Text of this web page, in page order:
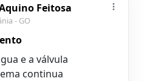
Feitosa
- GO
e a válvula
continua